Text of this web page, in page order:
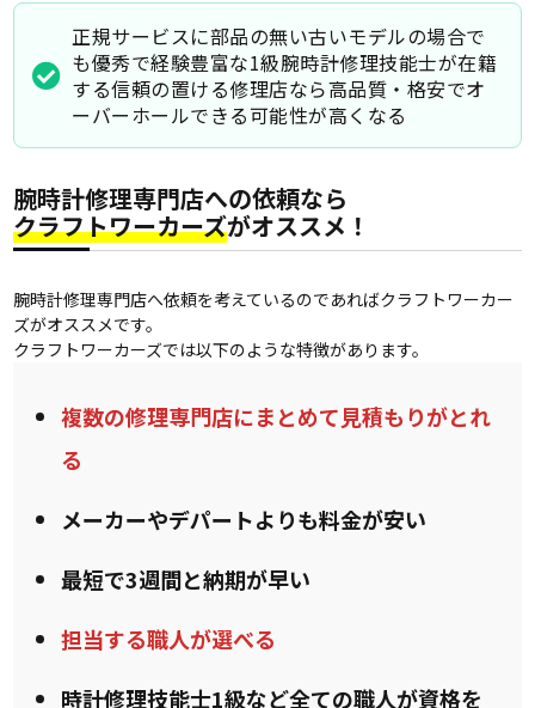
正規サービスに部品の無い古いモデルの場合で
も優秀で経験豊富な1級腕時計修理技能士が在籍
する信頼の置ける修理店なら高品質・格安でオ
ーバーホールできる可能性が高くなる
腕時計修理専門店への依頼なら
クラフトワーカーズがオススメ！
腕時計修理専門店へ依頼を考えているのであればクラフトワーカー
ズがオススメです。
クラフトワーカーズでは以下のような特徴があります。
複数の修理専門店にまとめて見積もりがとれ
る
メーカーやデパートよりも料金が安い
最短で3週間と納期が早い
担当する職人が選べる
時計修理技能士1級など全ての職人が資格を